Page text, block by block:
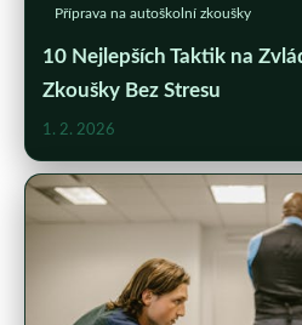
Příprava na autoškolní zkoušky
10 Nejlepších Taktik na
Zkoušky Bez Stresu
1. 2. 2026